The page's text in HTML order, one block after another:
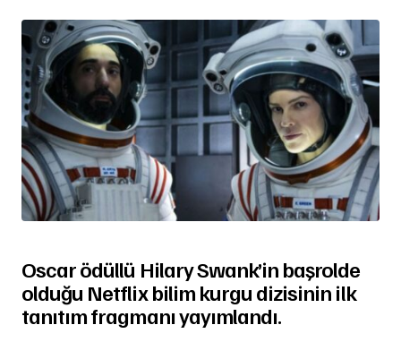
Oscar ödüllü Hilary Swank’in başrolde
olduğu Netflix bilim kurgu dizisinin ilk
tanıtım fragmanı yayımlandı.